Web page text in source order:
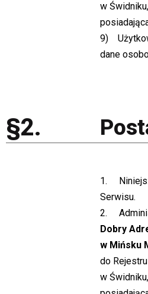
w
9)
dane
§2.
1.
Serwisu.
2.
Dobry
w Mińsku
do
w